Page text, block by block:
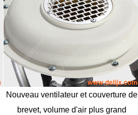
Nouveau ventilateur et couverture de
brevet, volume d'air plus grand